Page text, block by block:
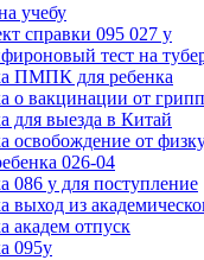
учебу
справки 095 027 у
тест на
ПМПК для ребенка
о вакцинации от
для выезда в Китай
освобождение от
026-04
086 у для поступление
выход из
академ отпуск
095у